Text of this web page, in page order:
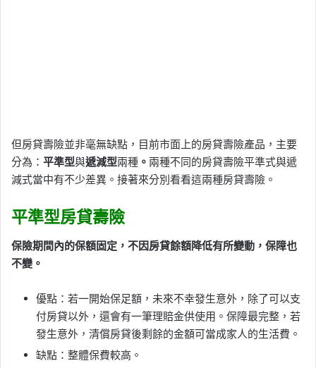
但房貸壽險並非毫無缺點，目前市面上的房貸壽險產品，主要
分為： 平準型與遞減型兩種 。 兩種不同的房貸壽險平準式與遞
減式當中有不少差異。接著來分別看看這兩種房貸壽險。
平準型房貸壽險
保險期間內的保額固定，不因房貸餘額降低有所變動，保障也
不變。
優點：若一開始保足額，未來不幸發生意外，除了可以支
付房貸以外，還會有一筆理賠金供使用。保障最完整，若
發生意外，清償房貸後剩餘的金額可當成家人的生活費。
缺點：整體保費較高。